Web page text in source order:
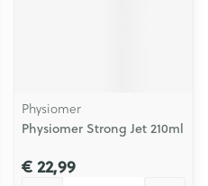
Physiomer
Physiomer Strong Jet 210ml
€ 22,99